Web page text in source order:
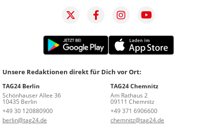
Unsere Redaktionen direkt für Dich vor Ort:
TAG24 Berlin
Schönhauser Allee 36
10435 Berlin
+49 30 120880900
berlin@tag24.de
TAG24 Chemnitz
Am Rathaus 2
09111 Chemnitz
+49 371 6906600
chemnitz@tag24.de